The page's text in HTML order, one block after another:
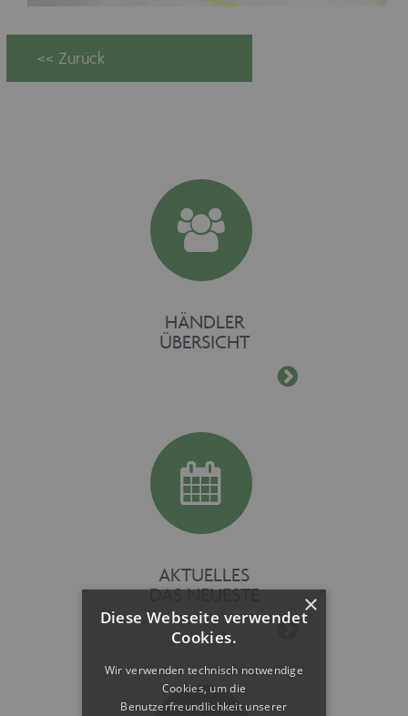
HÄNDLER
ÜBERSICHT
AKTUELLES
DAS NEUESTE
×
Diese Webseite verwendet
Cookies.
Wir verwenden technisch notwendige
Cookies, um die
Benutzerfreundlichkeit unserer